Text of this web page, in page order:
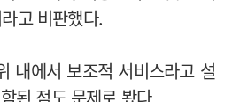
고 비판했다.
내에서 보조적 서비스라고 설